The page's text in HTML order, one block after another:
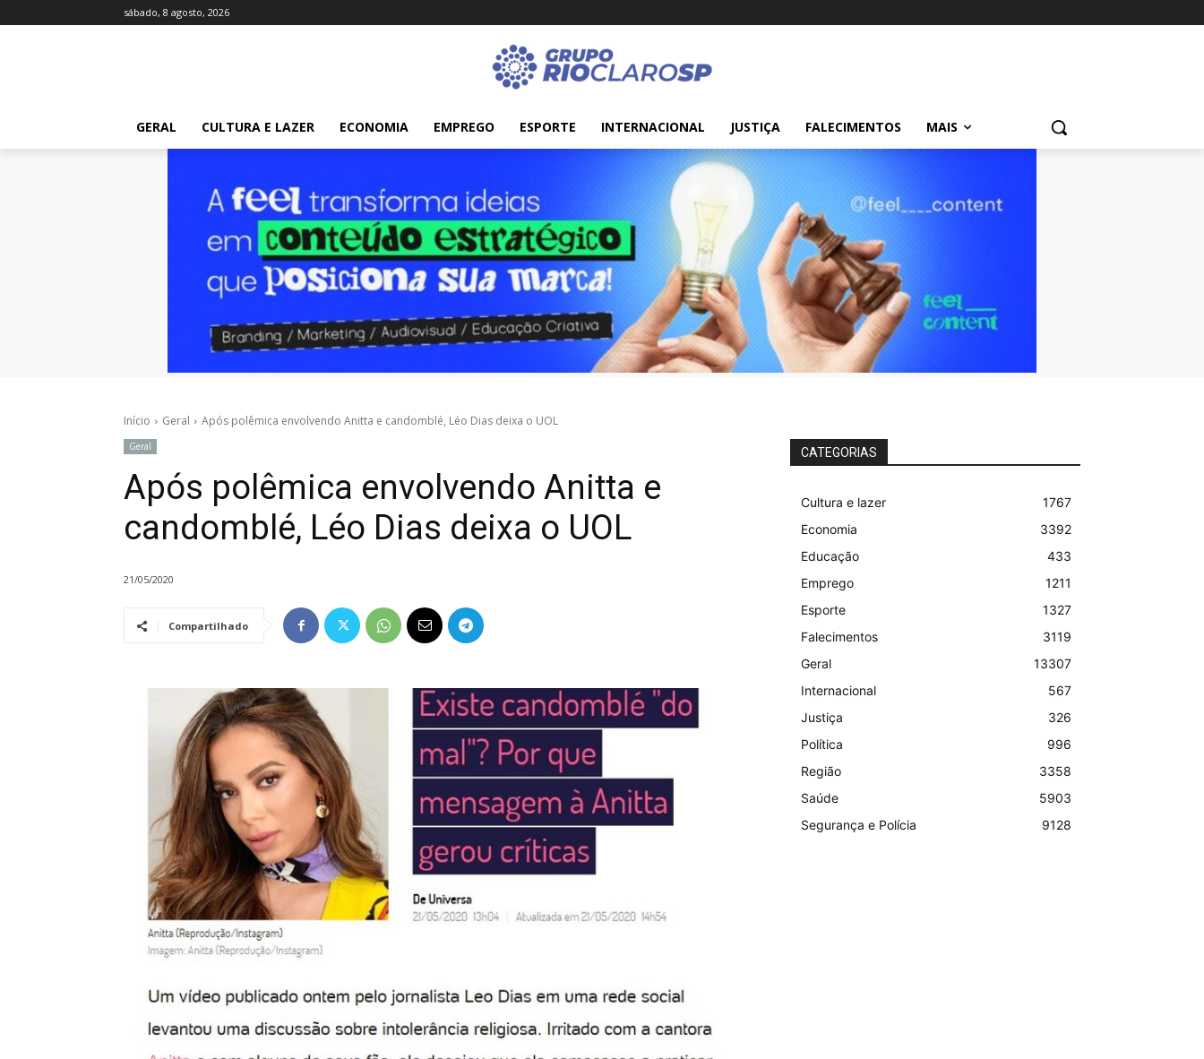
sábado, 8 agosto, 2026
GERAL CULTURA E LAZER ECONOMIA EMPREGO ESPORTE INTERNACIONAL JUSTIÇA FALECIMENTOS MAIS
Início Geral Após polêmica envolvendo Anitta e candomblé, Léo Dias deixa o UOL
Geral
Após polêmica envolvendo Anitta e
candomblé, Léo Dias deixa o UOL
21/05/2020
Compartilhado
CATEGORIAS
Cultura e lazer
1767
Economia
3392
Educação
433
Emprego
1211
Esporte
1327
Falecimentos
3119
Geral
13307
Internacional
567
Justiça
326
Política
996
Região
3358
Saúde
5903
Segurança e Polícia
9128